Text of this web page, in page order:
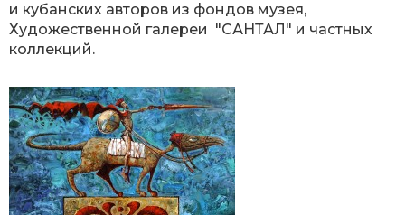
и кубанских авторов из фондов музея,
Художественной галереи "САНТАЛ" и частных
коллекций.